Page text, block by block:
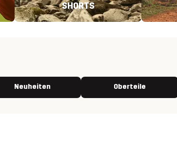
SHORTS
Neuheiten Oberteile